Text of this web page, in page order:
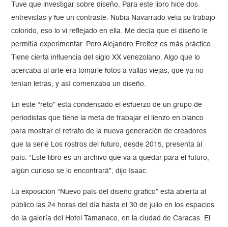
Tuve que investigar sobre diseño. Para este libro hice dos
entrevistas y fue un contraste. Nubia Navarrado veía su trabajo
colorido, eso lo vi reflejado en ella. Me decía que el diseño le
permitía experimentar. Pero Alejandro Freitez es más práctico.
Tiene cierta influencia del siglo XX venezolano. Algo que lo
acercaba al arte era tomarle fotos a vallas viejas, que ya no
tenían letras, y así comenzaba un diseño.
En este “reto” está condensado el esfuerzo de un grupo de
periodistas que tiene la meta de trabajar el lienzo en blanco
para mostrar el retrato de la nueva generación de creadores
que la serie Los rostros del futuro, desde 2015, presenta al
país. “Este libro es un archivo que va a quedar para el futuro,
algún curioso se lo encontrará”, dijo Isaac.
La exposición “Nuevo país del diseño gráfico” está abierta al
público las 24 horas del día hasta el 30 de julio en los espacios
de la galería del Hotel Tamanaco, en la ciudad de Caracas. El